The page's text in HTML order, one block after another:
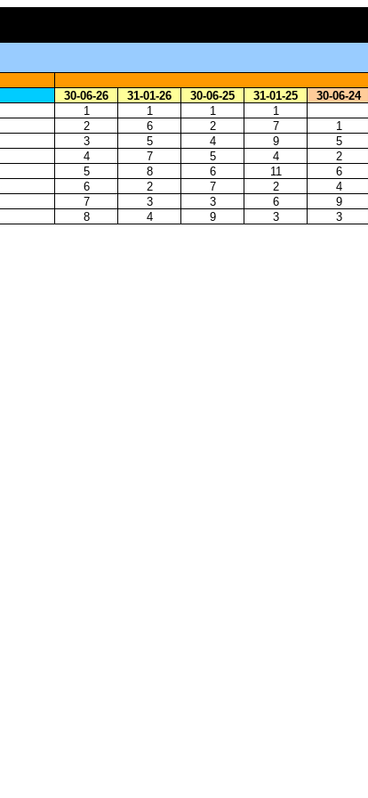
30-06-26 31-01-26 30-06-25 31-01-25 30-06-24
1 1 1
1
2 6 2 7 1
3 5 4 9 5
4 7 5 4 2
5 8 6 11 6
6 2 7 2 4
7 3 3 6 9
8 4 9 3 3